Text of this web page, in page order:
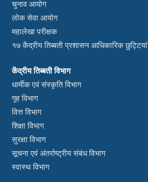
चुनाव आयोग
लोक सेवा आयोग
महालेखा परीक्षक
१७ केंद्रीय तिब्बती प्रशासन आधिकारिक छुट्टियां
केंद्रीय तिब्बती विभाग
धार्मीक एवं संस्कृति विभाग
गृह विभाग
वित्त विभाग
शिक्षा विभाग
सुरक्षा विभाग
सूचना एवं अंतर्राष्ट्रीय संबंध विभाग
स्वास्थ विभाग